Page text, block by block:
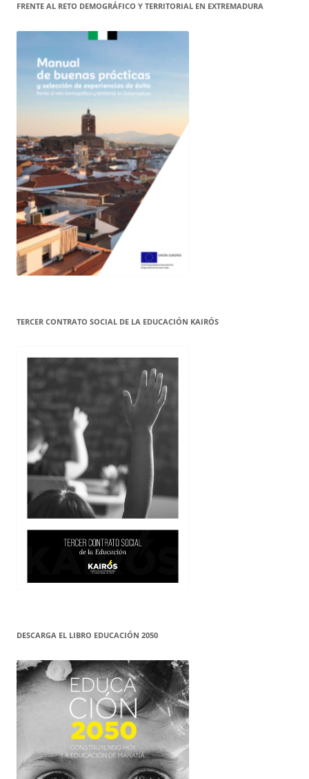
FRENTE AL RETO DEMOGRÁFICO Y TERRITORIAL EN EXTREMADURA
TERCER CONTRATO SOCIAL DE LA EDUCACIÓN KAIRÓS
DESCARGA EL LIBRO EDUCACIÓN 2050